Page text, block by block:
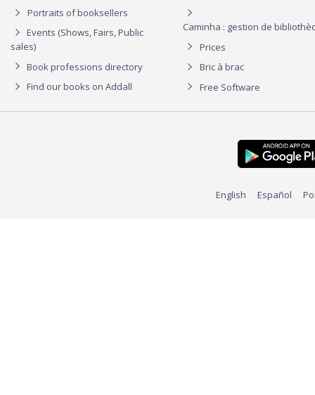
Portraits of booksellers
Events (Shows, Fairs, Public
sales)
Book professions directory
Find our books on Addall
Caminha : gestion de
Prices
Bric à brac
Free Software
English Español